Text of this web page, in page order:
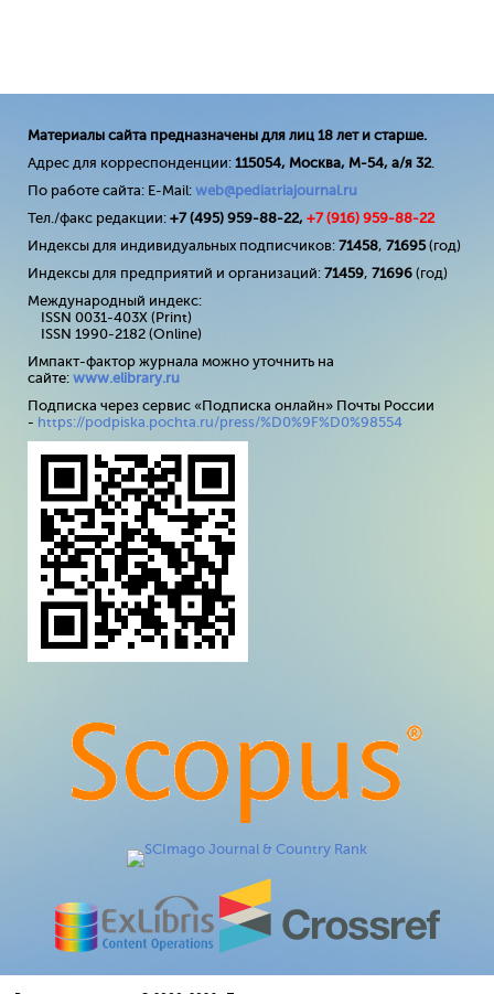
Материалы сайта предназначены для лиц 18 лет и старше.
Адрес для корреспонденции: 115054, Москва, М-54, а/я 32.
По работе сайта: E-Mail: web@pediatriajournal.ru
Тел./факс редакции: +7 (495) 959-88-22, +7 (916) 959-88-22
Индексы для индивидуальных подписчиков: 71458, 71695(год)
Индексы для предприятий и организаций: 71459, 71696 (год)
Международный индекс:
ISSN 0031-403X (Print)
ISSN 1990-2182 (Online)
Импакт-фактор журнала можно уточнить на
сайте: www.elibrary.ru
Подписка через сервис «Подписка онлайн» Почты России
- https://podpiska.pochta.ru/press/%D0%9F%D0%98554